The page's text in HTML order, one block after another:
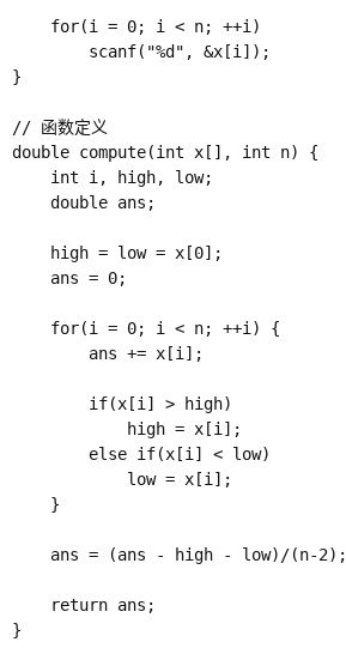
    for(i = 0; i < n; ++i)
        scanf("%d", &x[i]);
}
// 函数定义
double compute(int x[], int n) {
    int i, high, low;
    double ans;
    high = low = x[0];
    ans = 0;
    for(i = 0; i < n; ++i) {
        ans += x[i];
        if(x[i] > high)
            high = x[i];
        else if(x[i] < low)
            low = x[i];
    }
    ans = (ans - high - low)/(n-2);
    return ans;